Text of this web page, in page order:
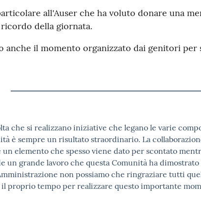
all'Auser che ha voluto donare una
della giornata.
anche il momento organizzato dai genitori per
che si realizzano iniziative che legano le varie
è sempre un risultato straordinario. La
un elemento che spesso viene dato per scontato
un grande lavoro che questa Comunità ha dimostrato
non possiamo che ringraziare tutti
proprio tempo per realizzare questo importante